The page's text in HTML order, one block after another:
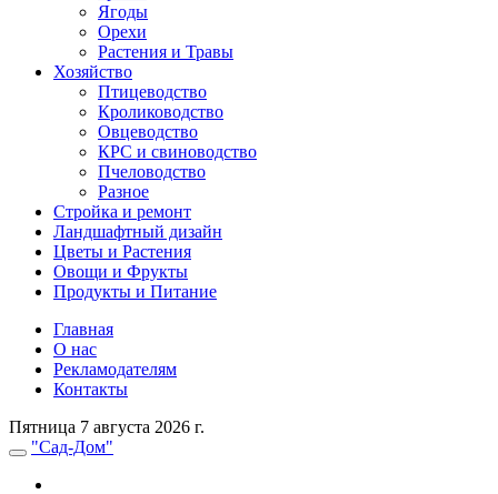
Ягоды
Орехи
Растения и Травы
Хозяйство
Птицеводство
Кролиководство
Овцеводство
КРС и свиноводство
Пчеловодство
Разное
Стройка и ремонт
Ландшафтный дизайн
Цветы и Растения
Овощи и Фрукты
Продукты и Питание
Главная
О нас
Рекламодателям
Контакты
Пятница 7 августа 2026 г.
"Сад-Дом"